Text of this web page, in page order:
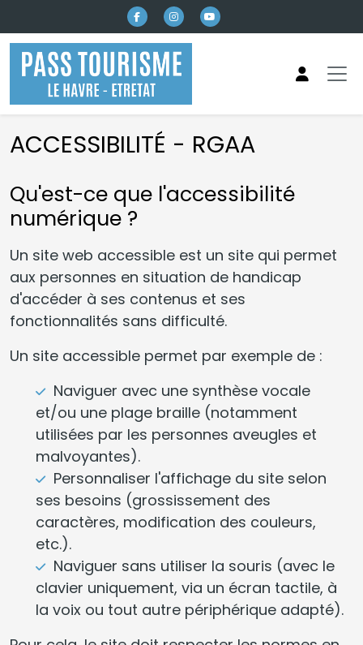
Aller au contenu principal
ACCESSIBILITÉ - RGAA
Qu'est-ce que l'accessibilité
numérique ?
Un site web accessible est un site qui permet
aux personnes en situation de handicap
d'accéder à ses contenus et ses
fonctionnalités sans difficulté.
Un site accessible permet par exemple de :
Naviguer avec une synthèse vocale
et/ou une plage braille (notamment
utilisées par les personnes aveugles et
malvoyantes).
Personnaliser l'affichage du site selon
ses besoins (grossissement des
caractères, modification des couleurs,
etc.).
Naviguer sans utiliser la souris (avec le
clavier uniquement, via un écran tactile, à
la voix ou tout autre périphérique adapté).